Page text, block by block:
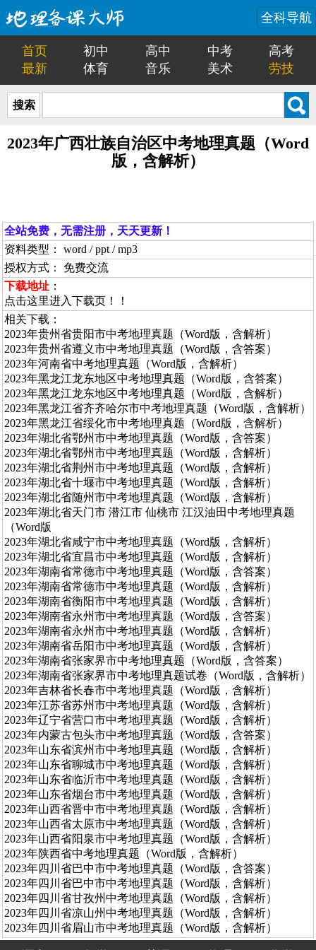
全科导航
首页 初中 高中 中考
高考
最新
体育 音乐 美术 劳技
搜索
2023年广西壮族自治区中考地理真题（Word
版，含解析）
全站免费，无需注册，天天更新！
资料类型： word / ppt / mp3
授权方式： 免费交流
下载地址 ：
点击这里进入下载页！！
相关下载：
2023年贵州省贵阳市中考地理真题（Word版，含解析）
2023年贵州省遵义市中考地理真题（Word版，含答案）
2023年河南省中考地理真题（Word版，含解析）
2023年黑龙江龙东地区中考地理真题（Word版，含答案）
2023年黑龙江龙东地区中考地理真题（Word版，含解析）
2023年黑龙江省齐齐哈尔市中考地理真题（Word版，含解析）
2023年黑龙江省绥化市中考地理真题（Word版，含解析）
2023年湖北省鄂州市中考地理真题（Word版，含答案）
2023年湖北省鄂州市中考地理真题（Word版，含解析）
2023年湖北省荆州市中考地理真题（Word版，含解析）
2023年湖北省十堰市中考地理真题（Word版，含解析）
2023年湖北省随州市中考地理真题（Word版，含解析）
2023年湖北省天门市 潜江市 仙桃市 江汉油田中考地理真题
（Word版
2023年湖北省咸宁市中考地理真题（Word版，含解析）
2023年湖北省宜昌市中考地理真题（Word版，含解析）
2023年湖南省常德市中考地理真题（Word版，含答案）
2023年湖南省常德市中考地理真题（Word版，含解析）
2023年湖南省衡阳市中考地理真题（Word版，含解析）
2023年湖南省永州市中考地理真题（Word版，含答案）
2023年湖南省永州市中考地理真题（Word版，含解析）
2023年湖南省岳阳市中考地理真题（Word版，含解析）
2023年湖南省张家界市中考地理真题（Word版，含答案）
2023年湖南省张家界市中考地理真题试卷（Word版，含解析）
2023年吉林省长春市中考地理真题（Word版，含解析）
2023年江苏省苏州市中考地理真题（Word版，含解析）
2023年辽宁省营口市中考地理真题（Word版，含解析）
2023年内蒙古包头市中考地理真题（Word版，含答案）
2023年山东省滨州市中考地理真题（Word版，含解析）
2023年山东省聊城市中考地理真题（Word版，含解析）
2023年山东省临沂市中考地理真题（Word版，含解析）
2023年山东省烟台市中考地理真题（Word版，含解析）
2023年山西省晋中市中考地理真题（Word版，含解析）
2023年山西省太原市中考地理真题（Word版，含解析）
2023年山西省阳泉市中考地理真题（Word版，含解析）
2023年陕西省中考地理真题（Word版，含解析）
2023年四川省巴中市中考地理真题（Word版，含答案）
2023年四川省巴中市中考地理真题（Word版，含解析）
2023年四川省甘孜州中考地理真题（Word版，含解析）
2023年四川省凉山州中考地理真题（Word版，含解析）
2023年四川省眉山市中考地理真题（Word版，含解析）